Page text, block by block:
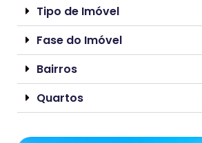
Tipo de Imóvel
Fase do Imóvel
Bairros
Quartos